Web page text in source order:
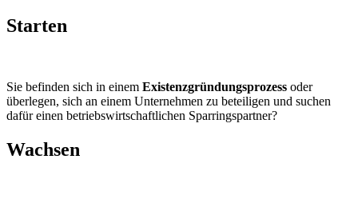
Starten
Sie befinden sich in einem Existenzgründungsprozess oder
überlegen, sich an einem Unternehmen zu beteiligen und suchen
dafür einen betriebswirtschaftlichen Sparringspartner?
Wachsen